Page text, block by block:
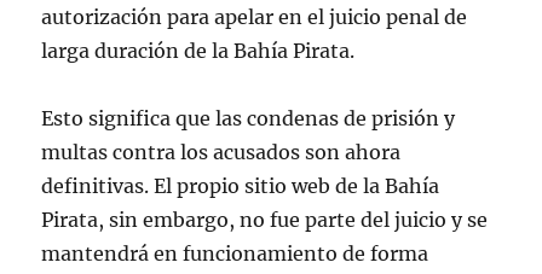
autorización para apelar en el juicio penal de
larga duración de la Bahía Pirata.
Esto significa que las condenas de prisión y
multas contra los acusados ​​son ahora
definitivas. El propio sitio web de la Bahía
Pirata, sin embargo, no fue parte del juicio y se
mantendrá en funcionamiento de forma